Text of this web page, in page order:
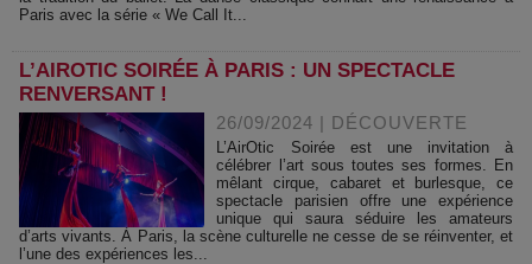
Paris avec la série « We Call It...
L’AIROTIC SOIRÉE À PARIS : UN SPECTACLE
RENVERSANT !
26/09/2024 | DÉCOUVERTE
L’AirOtic Soirée est une invitation à
célébrer l’art sous toutes ses formes. En
mêlant cirque, cabaret et burlesque, ce
spectacle parisien offre une expérience
unique qui saura séduire les amateurs
d’arts vivants. À Paris, la scène culturelle ne cesse de se réinventer, et
l’une des expériences les...